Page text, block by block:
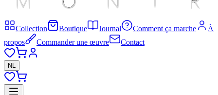
Collection Boutique Journal Comment ça marche
À
propos
Commander une œuvre Contact
NL